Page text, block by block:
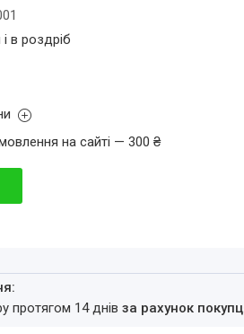
в роздріб
на сайті — 300 ₴
протягом 14 днівза рахунок